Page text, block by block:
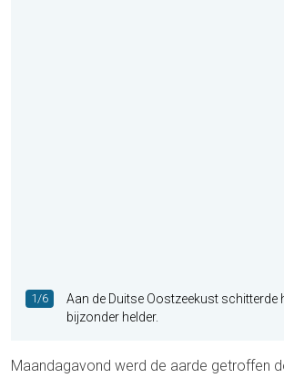
1/6
Aan de Duitse Oostzeekust schitterde
bijzonder helder.
Maandagavond werd de aarde getroffen